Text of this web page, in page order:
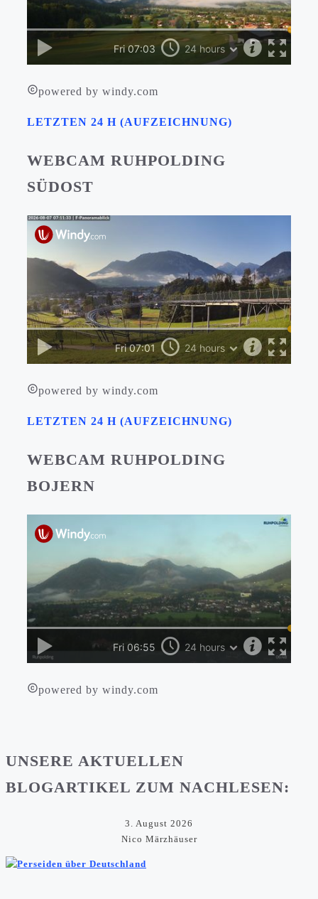
powered by windy.com
LETZTEN 24 H (AUFZEICHNUNG)
WEBCAM RUHPOLDING
SÜDOST
powered by windy.com
LETZTEN 24 H (AUFZEICHNUNG)
WEBCAM RUHPOLDING
BOJERN
powered by windy.com
UNSERE AKTUELLEN
BLOGARTIKEL ZUM NACHLESEN:
3. August 2026
Nico Märzhäuser